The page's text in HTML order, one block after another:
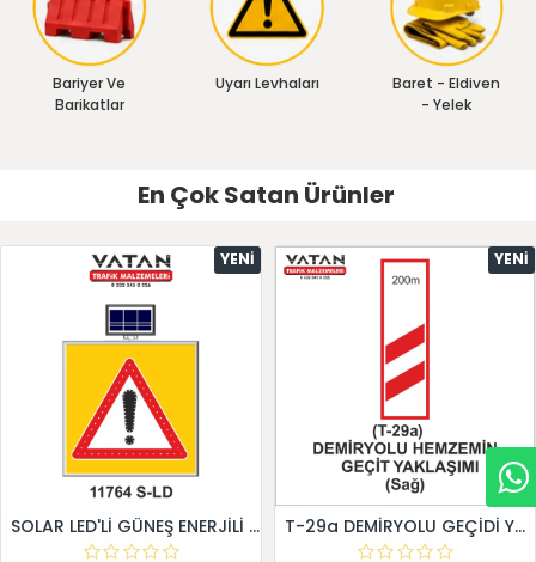
Bariyer Ve
Barikatlar
Uyarı Levhaları
Baret - Eldiven
- Yelek
En Çok Satan Ürünler
YENI
SOLAR LED'Lİ GÜNEŞ ENERJİLİ LEVHA
YENI
T-29a DEMİRYOLU GEÇİDİ YAKLAŞIM LEVHALARI (Sağ)